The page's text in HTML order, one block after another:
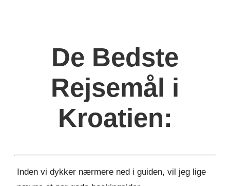
De Bedste
Rejsemål i
Kroatien:
Inden vi dykker nærmere ned i guiden, vil jeg lige